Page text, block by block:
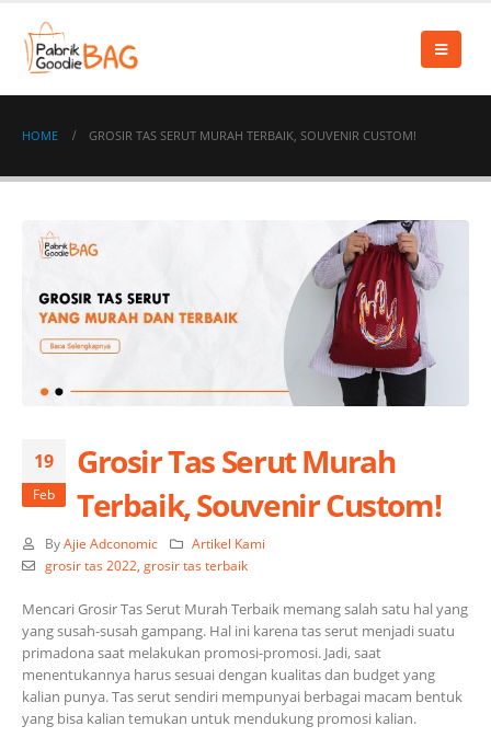
HOME GROSIR TAS SERUT MURAH TERBAIK, SOUVENIR CUSTOM!
19
Feb
Grosir Tas Serut Murah
Terbaik, Souvenir Custom!
By Ajie Adconomic
Artikel Kami
grosir tas 2022 grosir tas terbaik
Mencari Grosir Tas Serut Murah Terbaik memang salah satu hal yang
yang susah-susah gampang. Hal ini karena tas serut menjadi suatu
primadona saat melakukan promosi-promosi. Jadi, saat
menentukannya harus sesuai dengan kualitas dan budget yang
kalian punya. Tas serut sendiri mempunyai berbagai macam bentuk
yang bisa kalian temukan untuk mendukung promosi kalian.